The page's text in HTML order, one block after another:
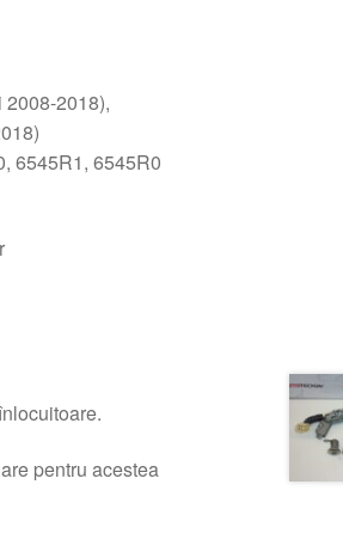
2018),
6545R1, 6545R0
pentru acestea